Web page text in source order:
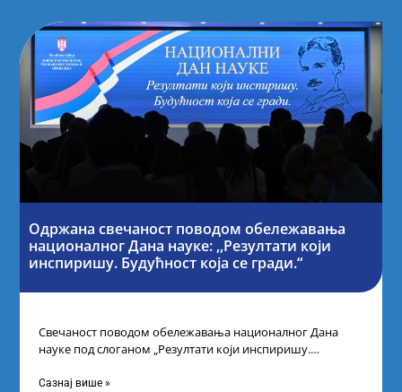
Одржана свечаност поводом обележавања
националног Дана науке: ,,Резултати који
инспиришу. Будућност која се гради.“
Свечаност поводом обележавања националног Дана
науке под слоганом „Резултати који инспиришу.
Министарства
Сазнај више »